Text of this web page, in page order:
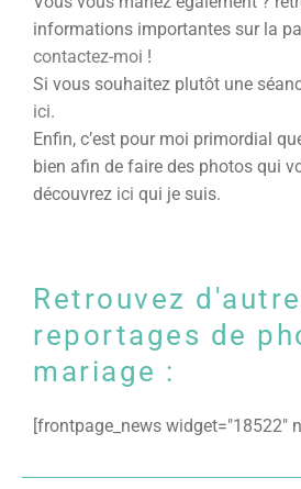
informations importantes sur la
contactez-moi !
Si vous souhaitez plutôt une
ici.
Enfin, c’est pour moi primordial
bien afin de faire des photos qui
découvrez ici qui je suis.
Retrouvez
reportages de
mariage :
[frontpage_news widget="18522"